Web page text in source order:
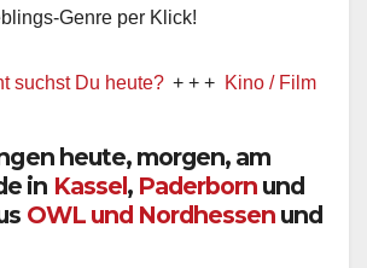
Genre per Klick!
heute? + + + Kino / Film + + + Ww
heute, morgen, am
in Kassel, Paderborn und
OWL und Nordhessen und